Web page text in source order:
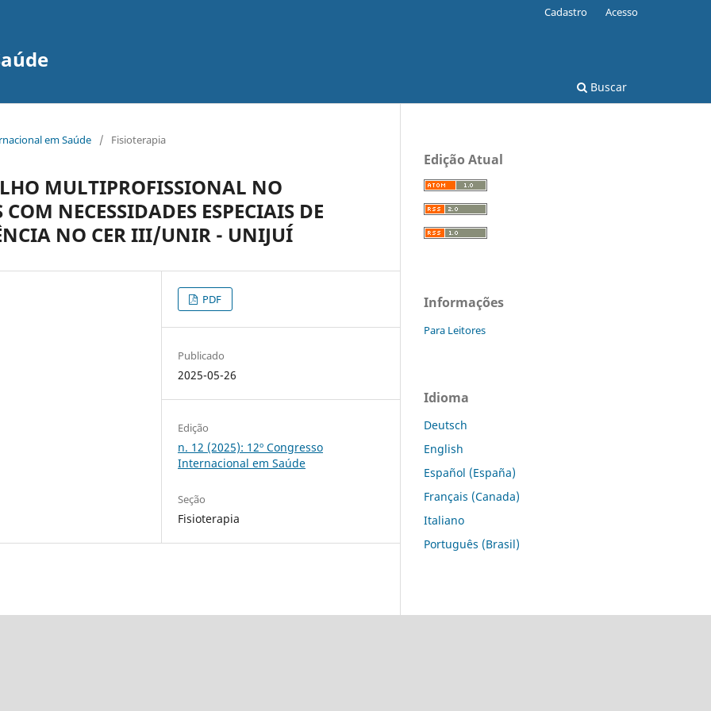
Buscar
Cadastro Acesso
em Saúde / Fisioterapia
MULTIPROFISSIONAL NO
NECESSIDADES ESPECIAIS DE
NO CER III/UNIR - UNIJUÍ
PDF
Publicado
2025-05-26
Edição
n. 12 (2025): 12º Congresso
Internacional em Saúde
Seção
Fisioterapia
Edição Atual
Informações
Para Leitores
Idioma
Deutsch
English
Español (España)
Français (Canada)
Italiano
Português (Brasil)